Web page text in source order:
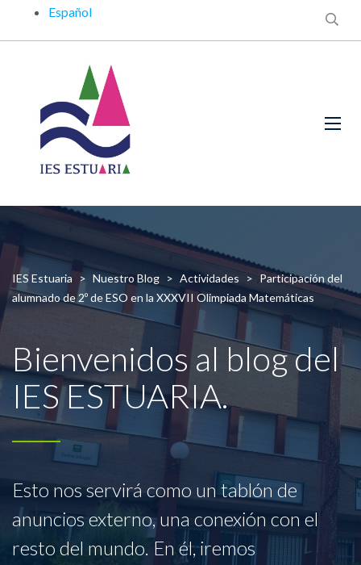
Español
IES Estuaria > Nuestro Blog > Actividades > Participación del
alumnado de 2º de ESO en la XXXVII Olimpiada Matemáticas
Bienvenidos al blog del
IES ESTUARIA.
Esto nos servirá como un tablón de
anuncios externo, una conexión con el
resto del mundo. En él, iremos